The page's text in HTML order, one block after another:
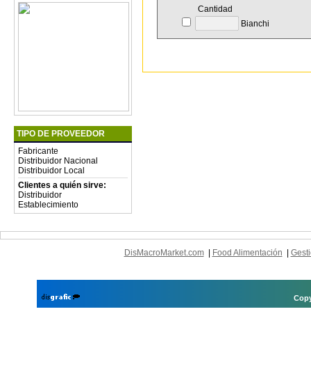
TIPO DE PROVEEDOR
Fabricante
Distribuidor Nacional
Distribuidor Local
Clientes a quién sirve:
Distribuidor
Establecimiento
Cantidad
Bianchi
DisMacroMarket.com| Food Alimentación